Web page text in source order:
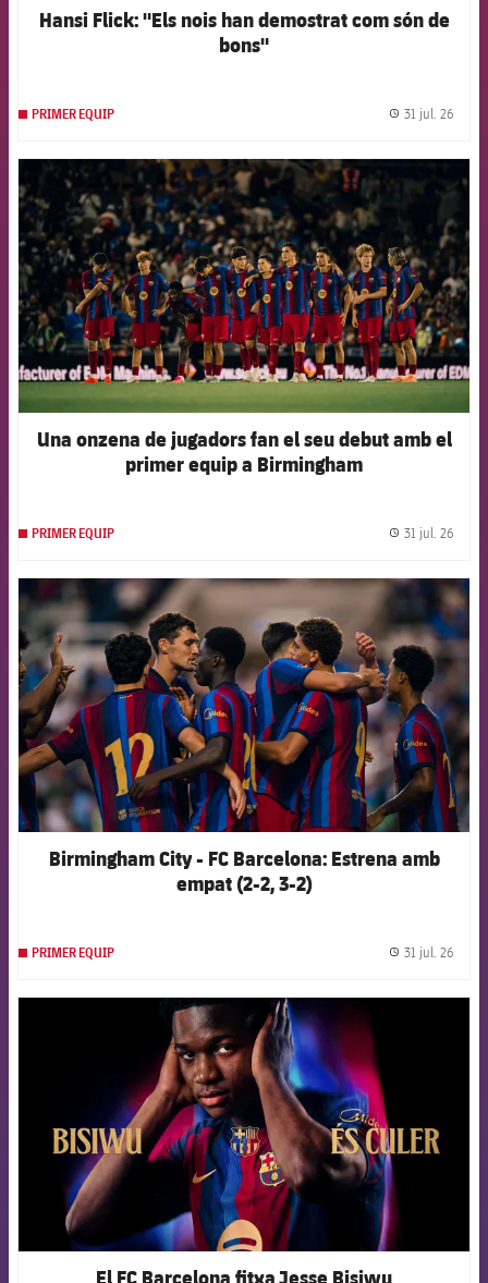
Hansi Flick: "Els nois han demostrat com són de
bons"
PRIMER EQUIP 31 jul. 26
FCB Barcelona badge
Una onzena de jugadors fan el seu debut amb el
primer equip a Birmingham
PRIMER EQUIP 31 jul. 26
FCB Barcelona badge
Birmingham City - FC Barcelona: Estrena amb
empat (2-2, 3-2)
PRIMER EQUIP 31 jul. 26
FCB Barcelona badge
El FC Barcelona fitxa Jesse Bisiwu